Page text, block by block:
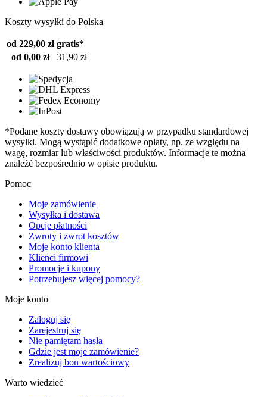
Koszty wysyłki do Polska
od 229,00 zł gratis*
od 0,00 zł
31,90 zł
*Podane koszty dostawy obowiązują w przypadku standardowej
wysyłki. Mogą wystąpić dodatkowe opłaty, np. ze względu na
wagę, rozmiar lub właściwości produktów. Informacje te można
znaleźć bezpośrednio w opisie produktu.
Pomoc
Moje zamówienie
Wysyłka i dostawa
Opcje płatności
Zwroty i zwrot kosztów
Moje konto klienta
Klienci firmowi
Promocje i kupony
Potrzebujesz więcej pomocy?
Moje konto
Zaloguj się
Zarejestruj się
Nie pamiętam hasła
Gdzie jest moje zamówienie?
Zrealizuj bon wartościowy
Warto wiedzieć